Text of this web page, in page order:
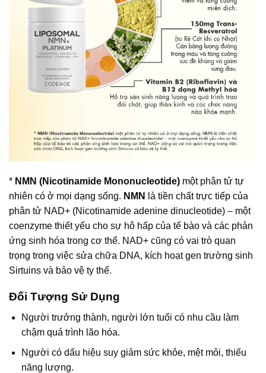
* NMN (Nicotinamide Mononucleotide) một phân tử tự
nhiên có ở mọi dạng sống. NMN
là tiền chất trực tiếp của
phân tử NAD+ (Nicotinamide adenine dinucleotide) – một
coenzyme thiết yếu cho sự hô hấp của tế bào và các phản
ứng sinh hóa trong cơ thể. NAD+ cũng có vai trò quan
trọng trong việc sửa chữa DNA, kích hoạt gen trường sinh
Sirtuins và bảo vệ ty thể.
Đối Tượng Sử Dụng
Người trưởng thành, người lớn tuổi có nhu cầu làm
chậm quá trình lão hóa.
Người có dấu hiệu suy giảm sức khỏe, mệt mỏi, thiếu
năng lượng.